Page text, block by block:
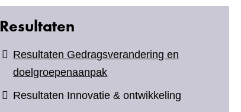
Resultaten
Resultaten Gedragsverandering en
doelgroepenaanpak
Resultaten Innovatie & ontwikkeling